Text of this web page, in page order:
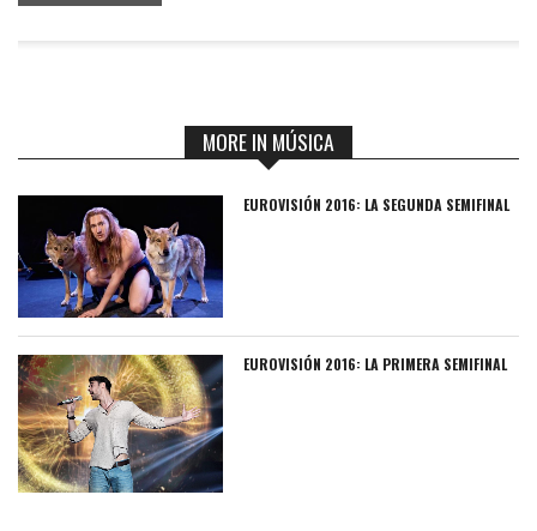
MORE IN MÚSICA
EUROVISIÓN 2016: LA SEGUNDA SEMIFINAL
EUROVISIÓN 2016: LA PRIMERA SEMIFINAL